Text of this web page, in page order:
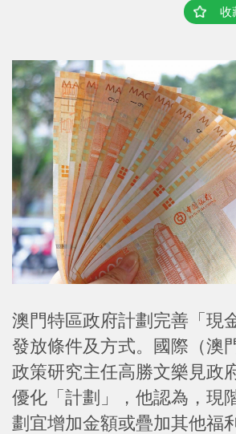
收
澳門特區政府計劃完善「現
發放條件及方式。國際（澳
政策研究主任高勝文樂見政
優化「計劃」，他認為，現
劃宜增加金額或疊加其他福